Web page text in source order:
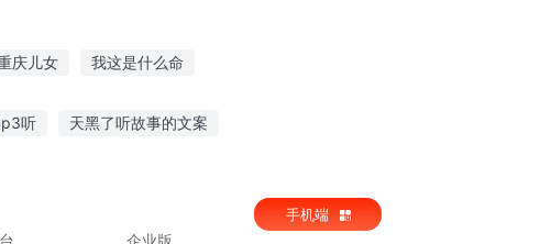
庆儿女 我这是什么命
听 天黑了听故事的文案
企业版
手机端